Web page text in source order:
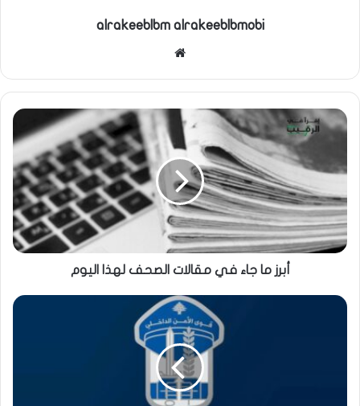
alrakeeblbm alrakeeblbmobi
أبرز ما جاء في مقالات الصحف لهذا اليوم